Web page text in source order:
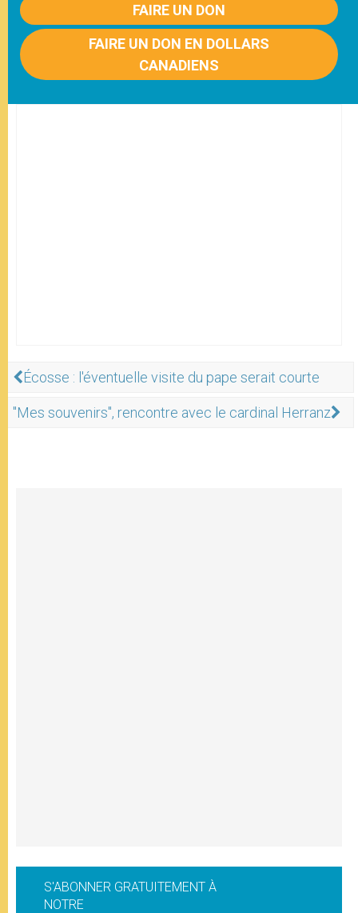
FAIRE UN DON
FAIRE UN DON EN DOLLARS
CANADIENS
Écosse : l'éventuelle visite du pape serait courte
"Mes souvenirs", rencontre avec le cardinal Herranz
S'ABONNER GRATUITEMENT À
NOTRE